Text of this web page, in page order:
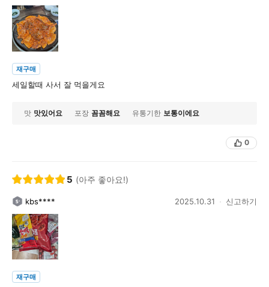
재구매
세일할때 사서 잘 먹을게요
맛 맛있어요 포장 꼼꼼해요 유통기한 보통이에요
0
5 (아주 좋아요!)
kbs**** 2025.10.31 신고하기
재구매